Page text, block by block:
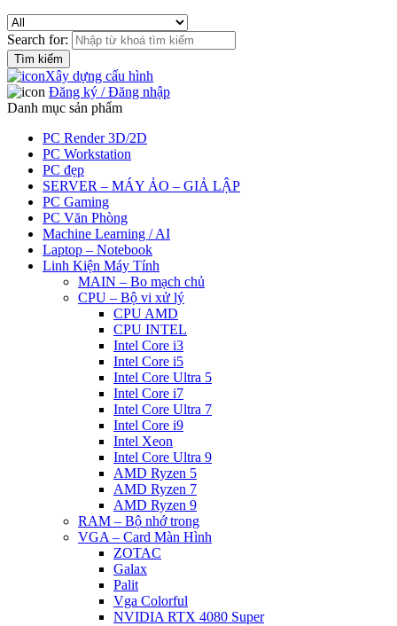
Search for:
Xây dựng cấu hình
Đăng ký / Đăng nhập
Danh mục sản phẩm
PC Render 3D/2D
PC Workstation
PC đẹp
SERVER – MÁY ẢO – GIẢ LẬP
PC Gaming
PC Văn Phòng
Machine Learning / AI
Laptop – Notebook
Linh Kiện Máy Tính
MAIN – Bo mạch chủ
CPU – Bộ vi xử lý
CPU AMD
CPU INTEL
Intel Core i3
Intel Core i5
Intel Core Ultra 5
Intel Core i7
Intel Core Ultra 7
Intel Core i9
Intel Xeon
Intel Core Ultra 9
AMD Ryzen 5
AMD Ryzen 7
AMD Ryzen 9
RAM – Bộ nhớ trong
VGA – Card Màn Hình
ZOTAC
Galax
Palit
Vga Colorful
NVIDIA RTX 4080 Super